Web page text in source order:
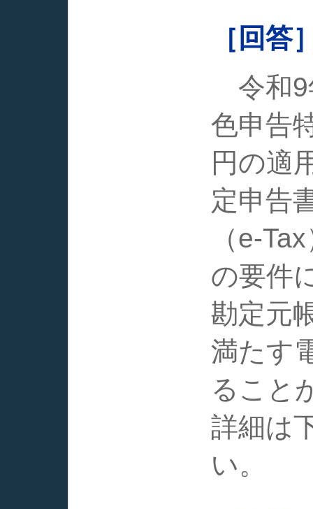
［回答
令和9
色申告
円の適
定申告
（e-
の要件
勘定元
満たす
ること
詳細は
い。